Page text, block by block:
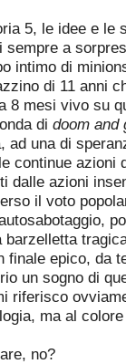
5, le idee e le
sempre a
intimo di
di 11 anni
8 mesi vivo su
di doom and
ad una di
continue azioni
dalle azioni
il voto
finale epico, da
un sogno di
riferisco
ma al
no?